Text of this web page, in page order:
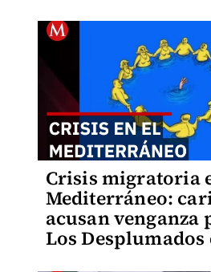
Crisis migratoria
Mediterráneo:
acusan venganza
Los Desplumados